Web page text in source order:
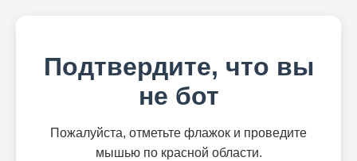
Подтвердите, что вы
не бот
Пожалуйста, отметьте флажок и проведите
мышью по красной области.